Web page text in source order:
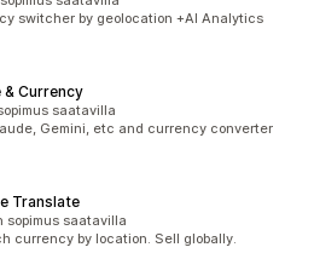
switcher by geolocation +AI Analytics
Currency
saatavilla
Gemini, etc and currency converter
Translate
sopimus saatavilla
currency by location. Sell globally.